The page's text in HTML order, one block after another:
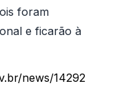
foram
e ficarão à
news/14292